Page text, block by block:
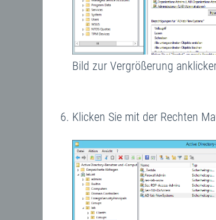
Bild zur Vergrößerung
Klicken Sie mit der Rechten